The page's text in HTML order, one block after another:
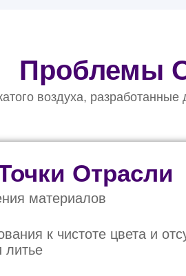
Проблемы
воздуха,
Отрасли
материалов
к чистоте цвета и
литье